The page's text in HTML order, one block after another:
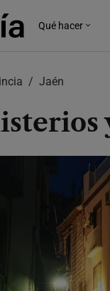
Qué hacer
Jaén